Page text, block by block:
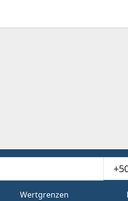
Wertgrenzen